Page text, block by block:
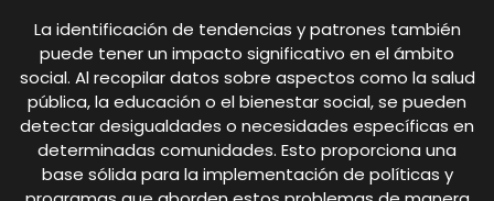
La identificación de tendencias y patrones también
puede tener un impacto significativo en el ámbito
social. Al recopilar datos sobre aspectos como la salud
pública, la educación o el bienestar social, se pueden
detectar desigualdades o necesidades específicas en
determinadas comunidades. Esto proporciona una
base sólida para la implementación de políticas y